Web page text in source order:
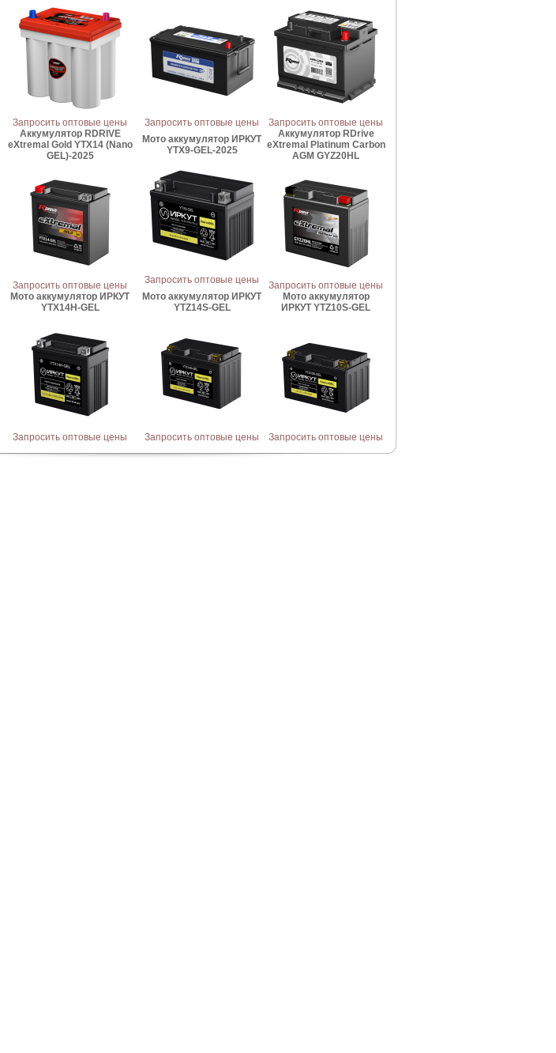
Запросить оптовые цены Запросить оптовые цены
Запросить оптовые цены
Аккумулятор RDRIVE
eXtremal Gold YTX14 (Nano
GEL)-2025
Запросить оптовые цены
Мото аккумулятор ИРКУТ
YTX9-GEL-2025
Запросить оптовые цены
Аккумулятор RDrive
eXtremal Platinum Carbon
AGM GYZ20HL
Запросить оптовые цены
Мото аккумулятор ИРКУТ
YTX14H-GEL
Запросить оптовые цены
Мото аккумулятор ИРКУТ
YTZ14S-GEL
Запросить оптовые цены
Мото аккумулятор
ИРКУТ YTZ10S-GEL
Запросить оптовые цены